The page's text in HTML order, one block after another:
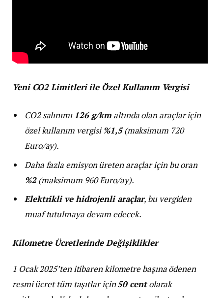
Yeni CO2 Limitleri ile Özel Kullanım Vergisi
CO2 salınımı 126 g/km altında olan araçlar için
özel kullanım vergisi%1,5(maksimum 720
Euro/ay).
Daha fazla emisyon üreten araçlar için bu oran
%2(maksimum 960 Euro/ay).
Elektrikli ve hidrojenli araçlar, bu vergiden
muaf tutulmaya devam edecek.
Kilometre Ücretlerinde Değişiklikler
1 Ocak 2025’ten itibaren kilometre başına ödenen
resmi ücret tüm taşıtlar için50 centolarak